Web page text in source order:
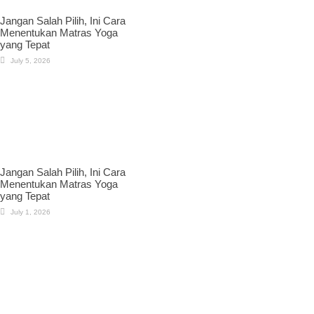
Jangan Salah Pilih, Ini Cara
Menentukan Matras Yoga
yang Tepat
July 5, 2026
Jangan Salah Pilih, Ini Cara
Menentukan Matras Yoga
yang Tepat
July 1, 2026